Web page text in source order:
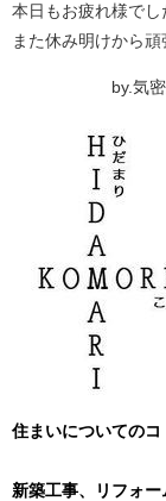
本日もお疲れ様でし
また休み明けから頑
by.気密処
住まいについてのコ
新築工事、リフォー